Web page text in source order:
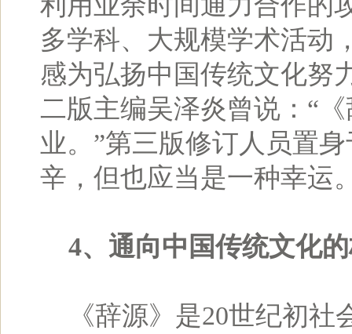
多学科、大规模学术活动
感为弘扬中国传统文化努
二版主编吴泽炎曾说：“
业。”第三版修订人员置
辛，但也应当是一种幸运
4、通向中国传统文化
《辞源》是20世纪初社